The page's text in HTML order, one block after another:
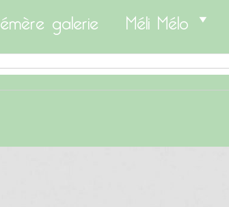
galerie Méli Mélo